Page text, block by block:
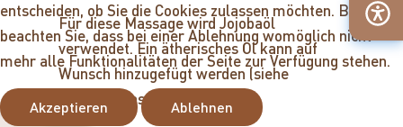
Für diese Massage wird Jojobaöl
verwendet. Ein ätherisches Öl kann auf
Wunsch hinzugefügt werden (siehe
Aromaölmassage).
entscheiden, ob Sie die Cookies zulassen möchten. Bitte
beachten Sie, dass bei einer Ablehnung womöglich nicht
mehr alle Funktionalitäten der Seite zur Verfügung stehen.
Akzeptieren Ablehnen